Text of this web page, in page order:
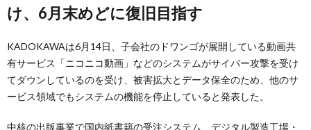
け、6月末めどに復旧目指す
KADOKAWAは6月14日、子会社のドワンゴが展開している動画共
有サービス「ニコニコ動画」などのシステムがサイバー攻撃を受け
てダウンしているのを受け、被害拡大とデータ保全のため、他のサ
ービス領域でもシステムの機能を停止していると発表した。
中核の出版事業で国内紙書籍の受注システム、デジタル製造工場・